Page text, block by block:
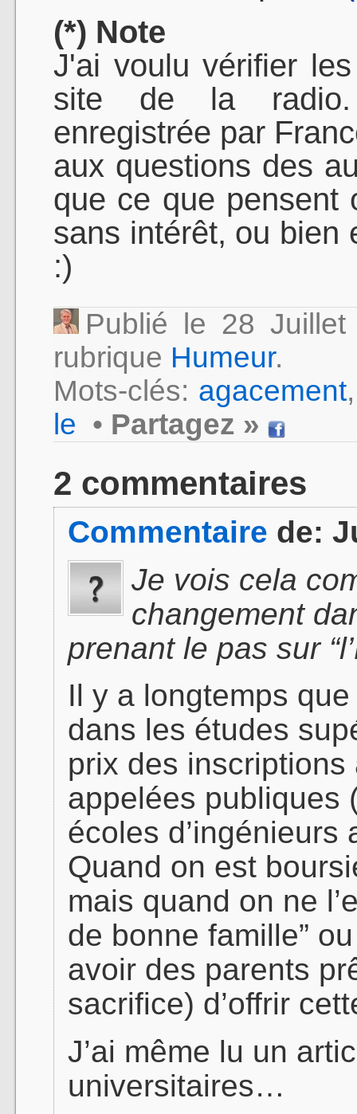
(*) Note
J'ai voulu vérifier
site de la radio.
enregistrée par
aux questions des
que ce que pensent
sans intérêt, ou bien
:)
Publié le 28
rubrique Humeur.
Mots-clés: agacement
le • Partagez »
2 commentaires
Commentaire de:
Je vois cela
changement
prenant le pas sur
Il y a longtemps que
dans les études
prix des
appelées publiques
écoles d’ingénieurs
Quand on est
mais quand on ne
de bonne famille”
avoir des parents
sacrifice) d’offrir
J’ai même lu un
universitaires…